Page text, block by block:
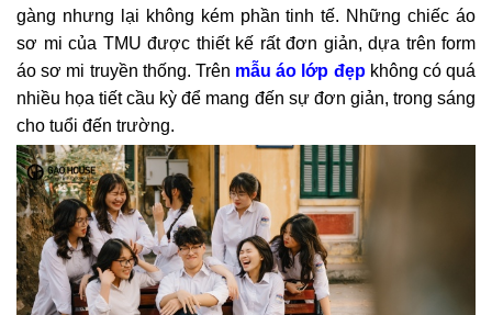
gàng nhưng lại không kém phần tinh tế. Những chiếc áo
sơ mi của TMU được thiết kế rất đơn giản, dựa trên form
áo sơ mi truyền thống. Trên mẫu áo lớp đẹpkhông có quá
nhiều họa tiết cầu kỳ để mang đến sự đơn giản, trong sáng
cho tuổi đến trường.